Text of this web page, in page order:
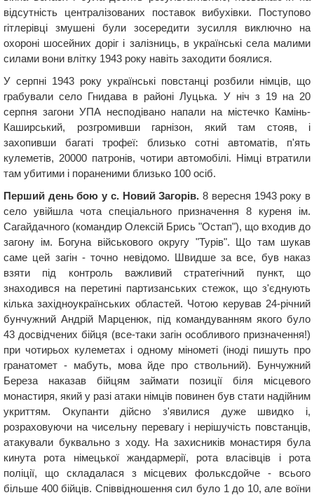
відсутність централізованих поставок вибухівки. Поступово
гітлерівці змушені були зосередити зусилля виключно на
охороні шосейних доріг і залізниць, в українські села малими
силами вони влітку 1943 року навіть заходити боялися.
У серпні 1943 року українські повстанці розбили німців, що
грабували село Гнидава в районі Луцька. У ніч з 19 на 20
серпня загони УПА несподівано напали на містечко Камінь-
Каширський, розгромивши гарнізон, який там стояв, і
захопивши багаті трофеї: близько сотні автоматів, п'ять
кулеметів, 20000 патронів, чотири автомобілі. Німці втратили
там убитими і пораненими близько 100 осіб.
Перший день бою у с. Новий Загорів. 8 вересня 1943 року в
село увійшла чота спеціального призначення 8 куреня ім.
Сагайдачного (командир Олексій Брись "Остап"), що входив до
загону ім. Богуна військового округу "Турів". Що там шукав
саме цей загін - точно невідомо. Швидше за все, був наказ
взяти під контроль важливий стратегічний пункт, що
знаходився на перетині партизанських стежок, що з'єднують
кілька західноукраїнських областей. Чотою керував 24-річний
бунчужний Андрій Марценюк, під командуванням якого було
43 досвідчених бійця (все-таки загін особливого призначення!)
при чотирьох кулеметах і одному мінометі (іноді пишуть про
гранатомет - мабуть, мова йде про ствольний). Бунчужний
Береза ​​наказав бійцям займати позиції біля місцевого
монастиря, який у разі атаки німців повинен був стати надійним
укриттям. Окупанти дійсно з'явилися дуже швидко і,
розраховуючи на чисельну перевагу і нерішучість повстанців,
атакували буквально з ходу. На захисників монастиря була
кинута рота німецької жандармерії, рота власівців і рота
поліції, що складалася з місцевих фольксдойче - всього
більше 400 бійців. Співвідношення сил було 1 до 10, але воїни